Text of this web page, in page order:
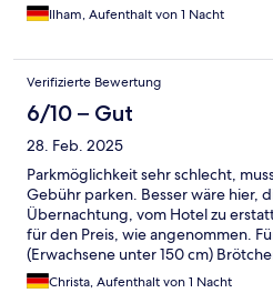
Ilham, Aufenthalt von 1 Nacht
Verifizierte Bewertung
6/10 – Gut
28. Feb. 2025
Parkmöglichkeit sehr schlecht,
Gebühr parken. Besser wäre hier,
Übernachtung, vom Hotel zu
für den Preis, wie angenommen.
(Erwachsene unter 150 cm)
(zu hoch aufgebaut).
Christa, Aufenthalt von 1 Nacht